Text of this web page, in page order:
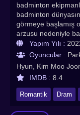
badminton
badminton
görmeye başlamış
arzusu nedeniyle
Park TaeYang,
badminton
Yapım Yılı :
Oyuncular :
Hyun, Kim Moo
IMDB : 8.4
Romantik Dram